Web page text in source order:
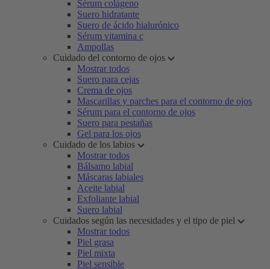
Sérum colágeno
Suero hidratante
Suero de ácido hialurónico
Sérum vitamina c
Ampollas
Cuidado del contorno de ojos
Mostrar todos
Suero para cejas
Crema de ojos
Mascarillas y parches para el contorno de ojos
Sérum para el contorno de ojos
Suero para pestañas
Gel para los ojos
Cuidado de los labios
Mostrar todos
Bálsamo labial
Máscaras labiales
Aceite labial
Exfoliante labial
Suero labial
Cuidados según las necesidades y el tipo de piel
Mostrar todos
Piel grasa
Piel mixta
Piel sensible